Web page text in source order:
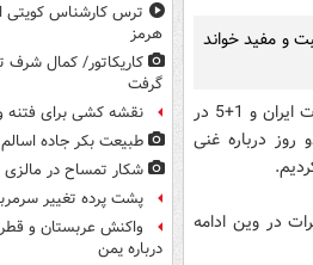
خارجی اتحادیه اروپا مذاکرات ایران و 1+ 5 را مثبت و مفید خواند
اشتون پس از گفت و گو با ظریف و جمع بندی دو روز مذاکرات ایران و 1+5 در
درباره غنی
برابر با 18 تا 20 فروردین 93 این مذاکرات در وین ادامه
ترس کارشناس کویتی
هرمز
کاریکاتور/ کمال شرف
گرفت
نقشه کشی برای فتنه
طبیعت بکر جاده
شکار تمساح در مالزی
پشت پرده تغییر
واکنش عربستان و قطر
درباره یمن